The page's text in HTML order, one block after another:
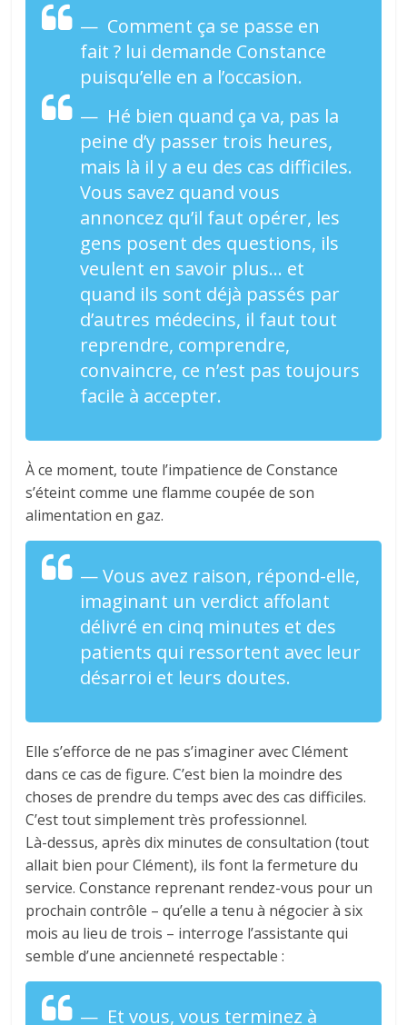
— Comment ça se passe en
fait ? lui demande Constance
puisqu’elle en a l’occasion.
— Hé bien quand ça va, pas la
peine d’y passer trois heures,
mais là il y a eu des cas difficiles.
Vous savez quand vous
annoncez qu’il faut opérer, les
gens posent des questions, ils
veulent en savoir plus… et
quand ils sont déjà passés par
d’autres médecins, il faut tout
reprendre, comprendre,
convaincre, ce n’est pas toujours
facile à accepter.
À ce moment, toute l’impatience de Constance
s’éteint comme une flamme coupée de son
alimentation en gaz.
— Vous avez raison, répond-elle,
imaginant un verdict affolant
délivré en cinq minutes et des
patients qui ressortent avec leur
désarroi et leurs doutes.
Elle s’efforce de ne pas s’imaginer avec Clément
dans ce cas de figure. C’est bien la moindre des
choses de prendre du temps avec des cas difficiles.
C’est tout simplement très professionnel.
Là-dessus, après dix minutes de consultation (tout
allait bien pour Clément), ils font la fermeture du
service. Constance reprenant rendez-vous pour un
prochain contrôle – qu’elle a tenu à négocier à six
mois au lieu de trois – interroge l’assistante qui
semble d’une ancienneté respectable :
— Et vous, vous terminez à